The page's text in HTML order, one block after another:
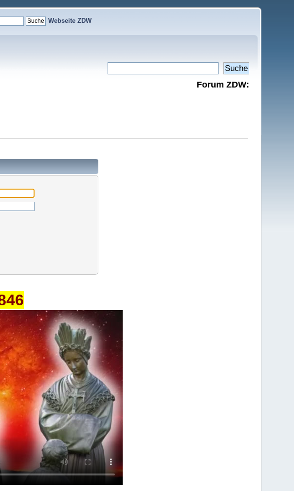
Webseite ZDW
Forum ZDW: